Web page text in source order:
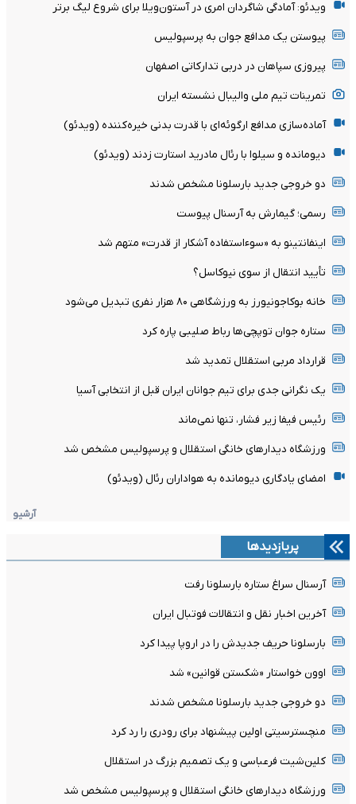
ویدئو: آمادگی شاگردان امری در آستون‌ویلا برای شروع لیگ برتر
پیوستن یک مدافع جوان به پرسپولیس
پیروزی سپاهان در دربی تدارکاتی اصفهان
تمرینات تیم ملی والیبال نشسته ایران
آماده‌سازی مدافع ارگوئه‌ای با قدرت بدنی خیره‌کننده (ویدئو)
دیومانده و سیلوا با رئال مادرید استارت زدند (ویدئو)
دو خروجی جدید بارسلونا مشخص شدند
رسمی؛ گیمارش به آرسنال پیوست
اینفانتینو به «سوءاستفاده آشکار از قدرت» متهم شد
تأیید انتقال از سوی نیوکاسل؟
خانه بوکاجونیورز به ورزشگاهی ۸۰ هزار نفری تبدیل می‌شود
ستاره جوان توپچی‌ها رباط صلیبی پاره کرد
قرارداد مربی استقلال تمدید شد
یک نگرانی جدی برای تیم جوانان ایران قبل از انتخابی آسیا
رئیس فیفا زیر فشار، تنها نمی‌ماند
ورزشگاه دیدارهای خانگی استقلال و پرسپولیس مشخص شد
امضای یادگاری دیومانده به هواداران رئال (ویدئو)
آرشیو
پربازدیدها
آرسنال سراغ ستاره بارسلونا رفت
آخرین اخبار نقل و انتقالات فوتبال ایران
بارسلونا حریف جدیدش را در اروپا پیدا کرد
اوون خواستار «شکستن قوانین» شد
دو خروجی جدید بارسلونا مشخص شدند
منچسترسیتی اولین پیشنهاد برای رودری را رد کرد
کلین‌شیت فرعباسی و یک تصمیم بزرگ در استقلال
ورزشگاه دیدارهای خانگی استقلال و پرسپولیس مشخص شد